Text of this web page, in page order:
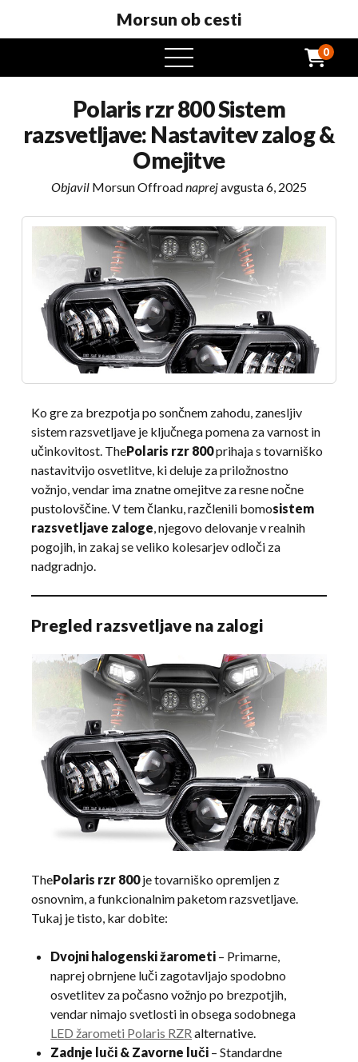
Morsun ob cesti
odprt
meni
0
Polaris rzr 800 Sistem
razsvetljave: Nastavitev zalog &
Omejitve
Objavil Morsun Offroadnaprejavgusta 6, 2025
Ko gre za brezpotja po sončnem zahodu, zanesljiv
sistem razsvetljave je ključnega pomena za varnost in
učinkovitost. ThePolaris rzr 800prihaja s tovarniško
nastavitvijo osvetlitve, ki deluje za priložnostno
vožnjo, vendar ima znatne omejitve za resne nočne
pustolovščine. V tem članku, razčlenili bomosistem
razsvetljave zaloge, njegovo delovanje v realnih
pogojih, in zakaj se veliko kolesarjev odloči za
nadgradnjo.
Pregled razsvetljave na zalogi
ThePolaris rzr 800je tovarniško opremljen z
osnovnim, a funkcionalnim paketom razsvetljave.
Tukaj je tisto, kar dobite:
Dvojni halogenski žarometi – Primarne,
naprej obrnjene luči zagotavljajo spodobno
osvetlitev za počasno vožnjo po brezpotjih,
vendar nimajo svetlosti in obsega sodobnega
LED žarometi Polaris RZR alternative.
Zadnje luči & Zavorne luči – Standardne